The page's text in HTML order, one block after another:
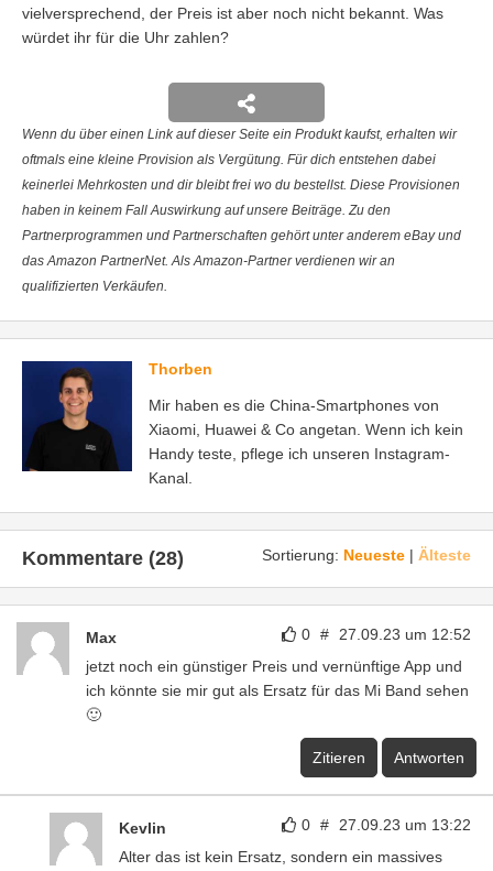
vielversprechend, der Preis ist aber noch nicht bekannt. Was
würdet ihr für die Uhr zahlen?
Wenn du über einen Link auf dieser Seite ein Produkt kaufst, erhalten wir
oftmals eine kleine Provision als Vergütung. Für dich entstehen dabei
keinerlei Mehrkosten und dir bleibt frei wo du bestellst. Diese Provisionen
haben in keinem Fall Auswirkung auf unsere Beiträge. Zu den
Partnerprogrammen und Partnerschaften gehört unter anderem eBay und
das Amazon PartnerNet. Als Amazon-Partner verdienen wir an
qualifizierten Verkäufen.
Thorben
Mir haben es die China-Smartphones von
Xiaomi, Huawei & Co angetan. Wenn ich kein
Handy teste, pflege ich unseren Instagram-
Kanal.
Sortierung: Neueste | Älteste
Kommentare (28)
0 # 27.09.23 um 12:52
Max
jetzt noch ein günstiger Preis und vernünftige App und
ich könnte sie mir gut als Ersatz für das Mi Band sehen
🙂
Zitieren Antworten
0 # 27.09.23 um 13:22
Kevlin
Alter das ist kein Ersatz, sondern ein massives